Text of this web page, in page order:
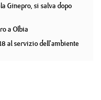
Ginepro, si salva dopo
a Olbia
al servizio dell'ambiente